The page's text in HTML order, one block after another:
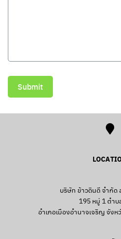
บริษัท ข้าวดินดี จำกัด
195 หมู่ 1 ตำบ
อำเภอเมืองอำนาจเจริญ จัง